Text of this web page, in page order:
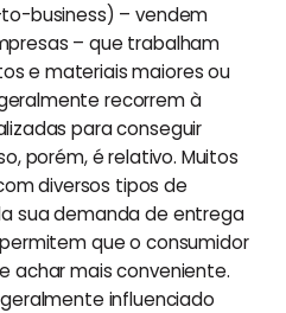
business) – vendem
– que trabalham
e materiais maiores ou
recorrem à
para conseguir
porém, é relativo. Muitos
diversos tipos de
sua demanda de entrega
que o consumidor
achar mais conveniente.
influenciado